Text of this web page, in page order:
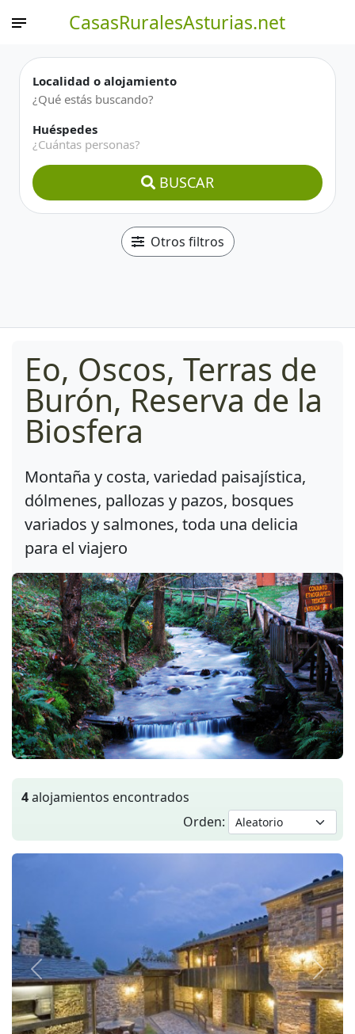
CasasRuralesAsturias.net
Localidad o alojamiento
Huéspedes
¿Cuántas personas?
BUSCAR
Otros filtros
Eo, Oscos, Terras de
Burón, Reserva de la
Biosfera
Montaña y costa, variedad paisajística,
dólmenes, pallozas y pazos, bosques
variados y salmones, toda una delicia
para el viajero
4alojamientos encontrados
Orden:
Anterior